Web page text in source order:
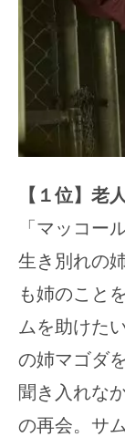
【１位】老
「マッコー
生き別れの
も姉のこと
ムを助けた
の姉マゴダ
聞き入れな
の再会。サ